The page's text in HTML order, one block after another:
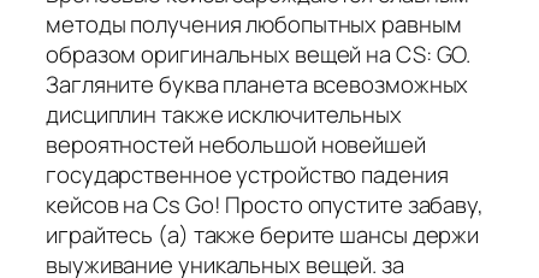
методы получения любопытных равным
образом оригинальных вещей на CS: GO.
Загляните буква планета всевозможных
дисциплин также исключительных
вероятностей небольшой новейшей
государственное устройство падения
кейсов на Cs Go! Просто опустите забаву,
играйтесь (а) также берите шансы держи
выуживание уникальных вещей. за